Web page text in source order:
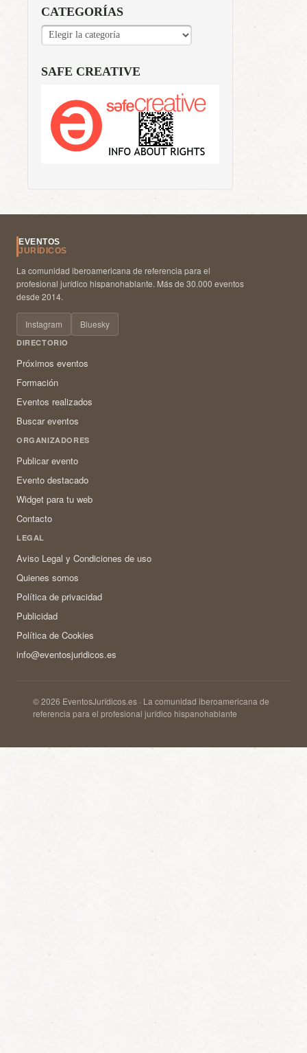
CATEGORÍAS
CATEGORÍAS
SAFE CREATIVE
EVENTOS
JURÍDICOS
La comunidad iberoamericana de referencia para el
profesional jurídico hispanohablante. Más de 30.000 eventos
desde 2014.
Instagram Bluesky
DIRECTORIO
Próximos eventos
Formación
Eventos realizados
Buscar eventos
ORGANIZADORES
Publicar evento
Evento destacado
Widget para tu web
Contacto
LEGAL
Aviso Legal y Condiciones de uso
Quienes somos
Política de privacidad
Publicidad
Política de Cookies
info@eventosjuridicos.es
© 2026 EventosJurídicos.es · La comunidad iberoamericana de
referencia para el profesional jurídico hispanohablante